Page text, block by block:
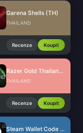
Garena Shells (TH)
THAILAND
Recenze Koupit
Razer Gold Thailand (THB)
THAILAND
Recenze Koupit
Steam Wallet Code (MYR)